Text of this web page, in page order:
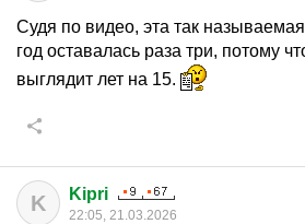
Судя по видео, эта так
год оставалась раза три, потому
выглядит лет на 15.
K Kipri
22:05, 21.03.2026